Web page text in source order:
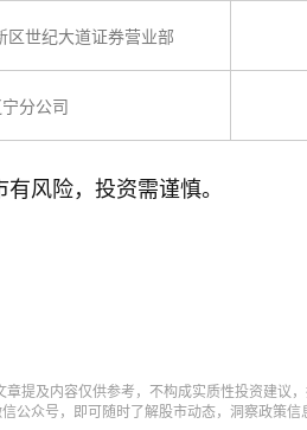
世纪大道证券营业部
分公司
风险，投资需谨慎。
提及内容仅供参考，不构成实质性投资建议
公众号，即可随时了解股市动态，洞察政策信